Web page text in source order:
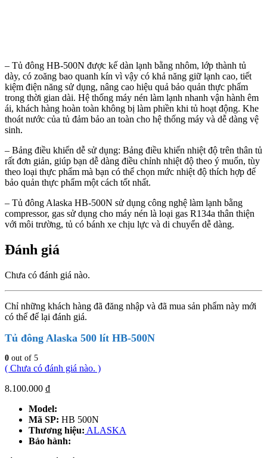
– Tủ đông HB-500N được kế dàn lạnh bằng nhôm, lớp thành tủ
dày, có zoăng bao quanh kín vì vậy có khả năng giữ lạnh cao, tiết
kiệm điện năng sử dụng, nâng cao hiệu quả bảo quản thực phẩm
trong thời gian dài. Hệ thống máy nén làm lạnh nhanh vận hành êm
ái, khách hàng hoàn toàn không bị làm phiền khi tủ hoạt động. Khe
thoát nước của tủ đảm bảo an toàn cho hệ thống máy và dễ dàng vệ
sinh.
– Bảng điều khiển dễ sử dụng: Bảng điều khiển nhiệt độ trên thân tủ
rất đơn giản, giúp bạn dễ dàng điều chỉnh nhiệt độ theo ý muốn, tùy
theo loại thực phẩm mà bạn có thể chọn mức nhiệt độ thích hợp để
bảo quản thực phẩm một cách tốt nhất.
– Tủ đông Alaska HB-500N sử dụng công nghệ làm lạnh bằng
compressor, gas sử dụng cho máy nén là loại gas R134a thân thiện
với môi trường, tủ có bánh xe chịu lực và di chuyển dễ dàng.
Đánh giá
Chưa có đánh giá nào.
Chỉ những khách hàng đã đăng nhập và đã mua sản phẩm này mới
có thể để lại đánh giá.
Tủ đông Alaska 500 lít HB-500N
0 out of 5
( Chưa có đánh giá nào. )
8.100.000 ₫
Model:
Mã SP: HB 500N
Thương hiệu: ALASKA
Bảo hành: